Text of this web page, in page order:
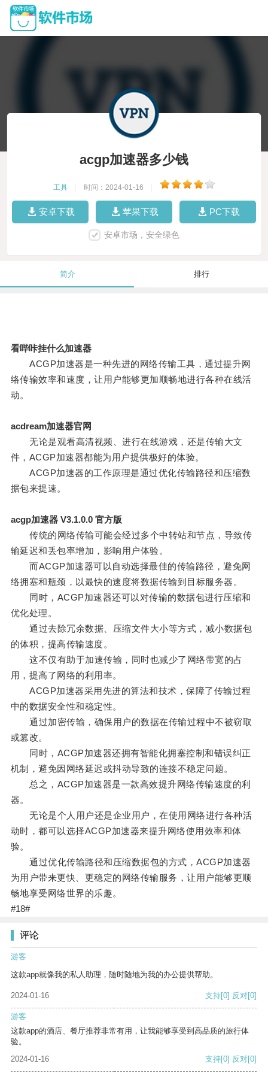
acgp加速器多少钱
工具 时间：2024-01-16
安卓下载 苹果下载 PC下载
安卓市场，安全绿色
简介 排行
看哔咔挂什么加速器
ACGP加速器是一种先进的网络传输工具，通过提升网
络传输效率和速度，让用户能够更加顺畅地进行各种在线活
动。
acdream加速器官网
无论是观看高清视频、进行在线游戏，还是传输大文
件，ACGP加速器都能为用户提供极好的体验。
ACGP加速器的工作原理是通过优化传输路径和压缩数
据包来提速。
acgp加速器 V3.1.0.0 官方版
传统的网络传输可能会经过多个中转站和节点，导致传
输延迟和丢包率增加，影响用户体验。
而ACGP加速器可以自动选择最佳的传输路径，避免网
络拥塞和瓶颈，以最快的速度将数据传输到目标服务器。
同时，ACGP加速器还可以对传输的数据包进行压缩和
优化处理。
通过去除冗余数据、压缩文件大小等方式，减小数据包
的体积，提高传输速度。
这不仅有助于加速传输，同时也减少了网络带宽的占
用，提高了网络的利用率。
ACGP加速器采用先进的算法和技术，保障了传输过程
中的数据安全性和稳定性。
通过加密传输，确保用户的数据在传输过程中不被窃取
或篡改。
同时，ACGP加速器还拥有智能化拥塞控制和错误纠正
机制，避免因网络延迟或抖动导致的连接不稳定问题。
总之，ACGP加速器是一款高效提升网络传输速度的利
器。
无论是个人用户还是企业用户，在使用网络进行各种活
动时，都可以选择ACGP加速器来提升网络使用效率和体
验。
通过优化传输路径和压缩数据包的方式，ACGP加速器
为用户带来更快、更稳定的网络传输服务，让用户能够更顺
畅地享受网络世界的乐趣。
#18#
评论
游客
这款app就像我的私人助理，随时随地为我的办公提供帮助。
2024-01-16 支持[0] 反对[0]
游客
这款app的酒店、餐厅推荐非常有用，让我能够享受到高品质的旅行体
验。
2024-01-16
支持[0] 反对[0]